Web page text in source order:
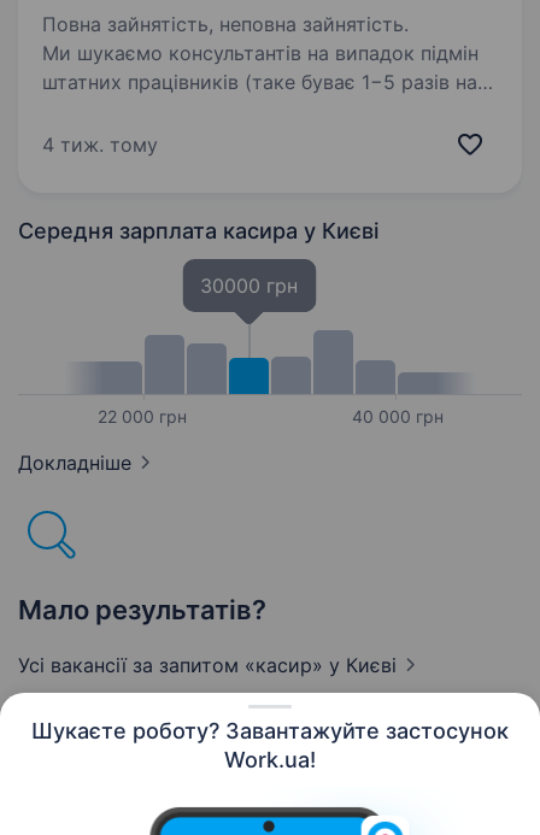
Шукаєте роботу? Завантажуйте застосунок
Work.ua!
Повна зайнятість, неповна зайнятість.
Ми шукаємо консультантів на випадок підмін
штатних працівників (таке буває 1−5 разів на
це тимчасово близько 15 змін в місяць). Ми
4 тиж. тому
Середня зарплата касира у Києві
22 000 грн
30000 грн
40 000 грн
Докладніше
Мало результатів?
Усі вакансії за запитом «касир» у Києві